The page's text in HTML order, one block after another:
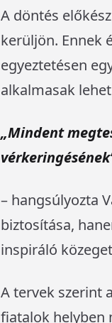
A döntés
kerüljön. Ennek
egyeztetésen
alkalmasak
„Mindent
– hangsúlyozta
biztosítása,
inspiráló
A tervek szerint
fiatalok helyben